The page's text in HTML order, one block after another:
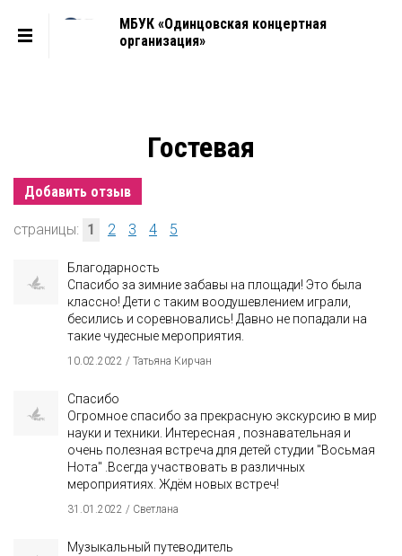
МБУК «Одинцовская концертная
организация»
Гостевая
Добавить отзыв
страницы: 1 2 3 4 5
Благодарность
Спасибо за зимние забавы на площади! Это была
классно! Дети с таким воодушевлением играли,
бесились и соревновались! Давно не попадали на
такие чудесные мероприятия.
10.02.2022 / Татьяна Кирчан
Спасибо
Огромное спасибо за прекрасную экскурсию в мир
науки и техники. Интересная , познавательная и
очень полезная встреча для детей студии "Восьмая
Нота" .Всегда участвовать в различных
мероприятиях. Ждём новых встреч!
31.01.2022 / Светлана
Музыкальный путеводитель